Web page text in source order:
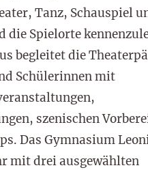
Tanz, Schauspiel
die Spielorte
begleitet die
Schülerinnen mit
szenischen
Das Gymnasium
mit drei ausgewählten